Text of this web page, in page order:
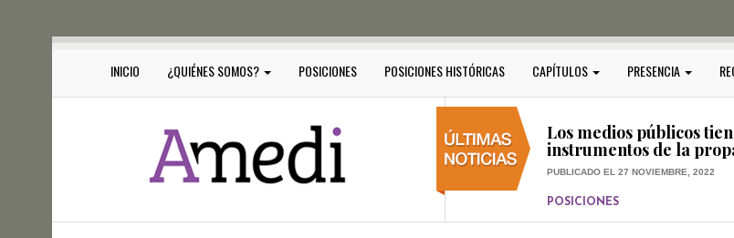
INICIO ¿QUIÉNES SOMOS? POSICIONES POSICIONES HISTÓRICAS CAPÍTULOS PRESENCIA
PUBLICADO EL 17 DICIEMBRE, 2022
Los medios públicos
instrumentos de la
PUBLICADO EL 27 NOVIEMBRE, 2022
POSICIONES
Consejos ciudadanos